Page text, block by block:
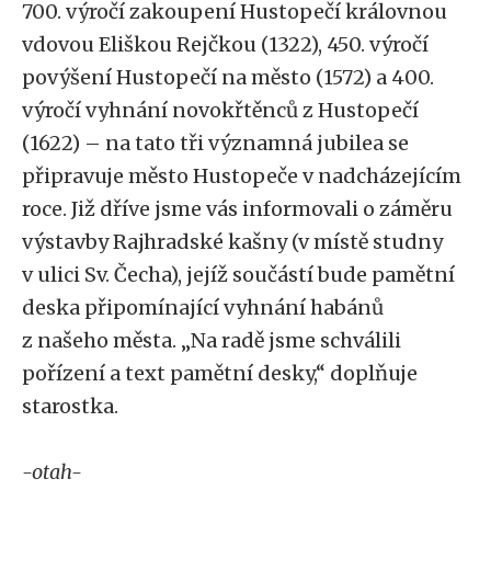
700. výročí zakoupení Hustopečí královnou
vdovou Eliškou Rejčkou (1322), 450. výročí
povýšení Hustopečí na město (1572) a 400.
výročí vyhnání novokřtěnců z Hustopečí
(1622) – na tato tři významná jubilea se
připravuje město Hustopeče v nadcházejícím
roce. Již dříve jsme vás informovali o záměru
výstavby Rajhradské kašny (v místě studny
v ulici Sv. Čecha), jejíž součástí bude pamětní
deska připomínající vyhnání habánů
z našeho města. „Na radě jsme schválili
pořízení a text pamětní desky,“ doplňuje
starostka.
-otah-